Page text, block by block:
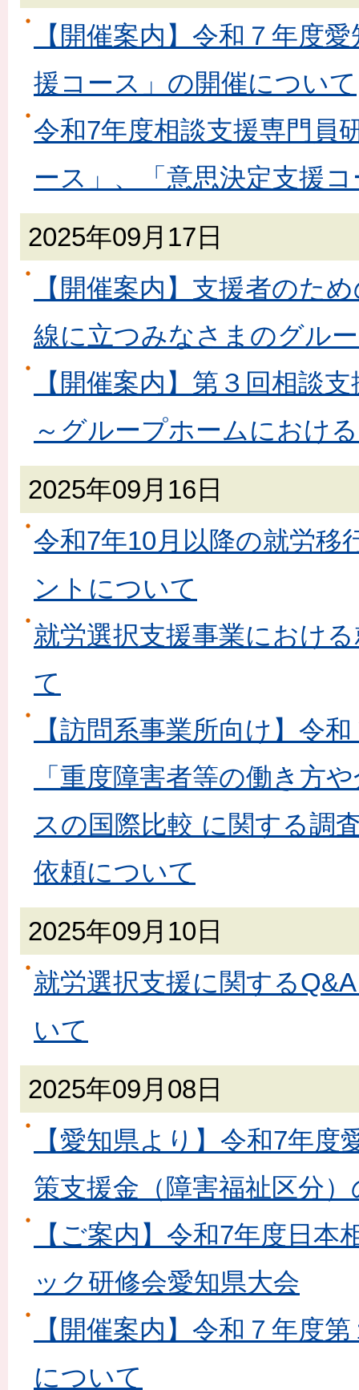
【開催案内】令和７年度
援コース」の開催について
令和7年度相談支援専門
ース」、「意思決定支援
2025年09月17日
【開催案内】支援者のた
線に立つみなさまのグル
【開催案内】第３回相談
～グループホームにおけ
2025年09月16日
令和7年10月以降の就労移
ントについて
就労選択支援事業におけ
て
【訪問系事業所向け】令
「重度障害者等の働き方
スの国際比較 に関する調
依頼について
2025年09月10日
就労選択支援に関する
いて
2025年09月08日
【愛知県より】令和7年
策支援金（障害福祉区分
【ご案内】令和7年度日
ック研修会愛知県大会
【開催案内】令和７年度
について